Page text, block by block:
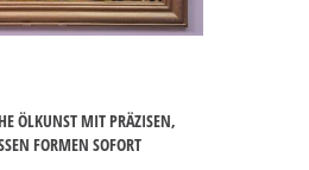
ÖLKUNST MIT PRÄZISEN,
FORMEN SOFORT